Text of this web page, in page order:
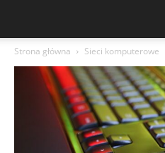
Strona główna Sieci komputerowe